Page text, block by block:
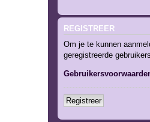
REGISTREER
Om je te kunnen
geregistreerde
Registreer